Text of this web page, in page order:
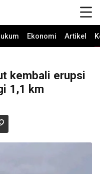
Ekonomi Artikel
kembali erupsi
1,1 km